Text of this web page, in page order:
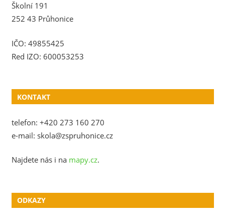
Školní 191
252 43 Průhonice
IČO: 49855425
Red IZO: 600053253
KONTAKT
telefon: +420 273 160 270
e-mail: skola@zspruhonice.cz
Najdete nás i na mapy.cz.
ODKAZY